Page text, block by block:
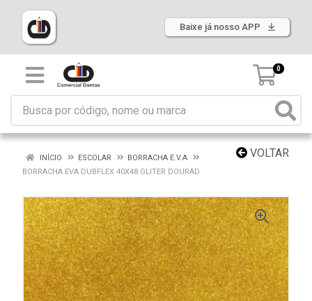
Baixe já nosso APP
0
VOLTAR
INÍCIO ESCOLAR
BORRACHA E.V.A
BORRACHA EVA DUBFLEX 40X48 GLITER DOURAD